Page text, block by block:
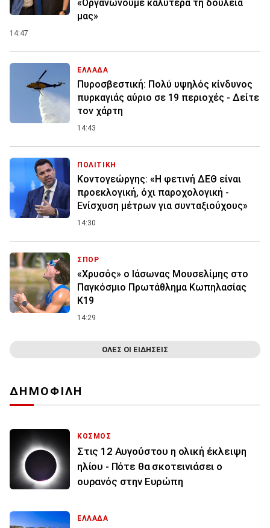
«Οργανώνουμε καλύτερα τη δουλειά
μας»
14:47
ΕΛΛΑΔΑ
Πυροσβεστική: Πολύ υψηλός κίνδυνος
πυρκαγιάς αύριο σε 19 περιοχές - Δείτε
τον χάρτη
14:43
ΠΟΛΙΤΙΚΗ
Κοντογεώργης: «Η φετινή ΔΕΘ είναι
προεκλογική, όχι παροχολογική -
Ενίσχυση μέτρων για συνταξιούχους»
14:30
ΣΠΟΡ
«Χρυσός» ο Ιάσωνας Μουσελίμης στο
Παγκόσμιο Πρωτάθλημα Κωπηλασίας
Κ19
14:29
ΟΛΕΣ ΟΙ ΕΙΔΗΣΕΙΣ
ΔΗΜΟΦΙΛΗ
ΚΟΣΜΟΣ
Στις 12 Αυγούστου η ολική έκλειψη
ηλίου - Πότε θα σκοτεινιάσει ο
ουρανός στην Ευρώπη
ΕΛΛΑΔΑ